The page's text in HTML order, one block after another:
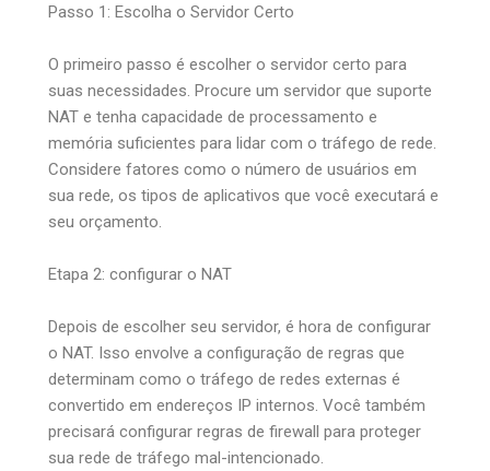
Passo 1: Escolha o Servidor Certo
O primeiro passo é escolher o servidor certo para
suas necessidades. Procure um servidor que suporte
NAT e tenha capacidade de processamento e
memória suficientes para lidar com o tráfego de rede.
Considere fatores como o número de usuários em
sua rede, os tipos de aplicativos que você executará e
seu orçamento.
Etapa 2: configurar o NAT
Depois de escolher seu servidor, é hora de configurar
o NAT. Isso envolve a configuração de regras que
determinam como o tráfego de redes externas é
convertido em endereços IP internos. Você também
precisará configurar regras de firewall para proteger
sua rede de tráfego mal-intencionado.